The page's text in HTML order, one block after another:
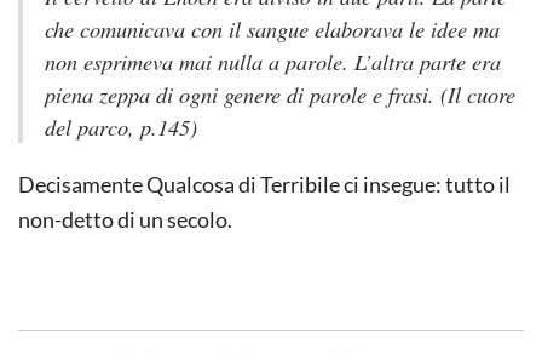
che comunicava con il sangue elaborava le idee ma
non esprimeva mai nulla a parole. L’altra parte era
piena zeppa di ogni genere di parole e frasi.(Il cuore
del parco,p.145)
Decisamente Qualcosa di Terribile ci insegue: tutto il
non-detto di un secolo.